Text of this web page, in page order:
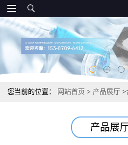
您当前的位置： 网站首页 > 产品展厅 >
产品展